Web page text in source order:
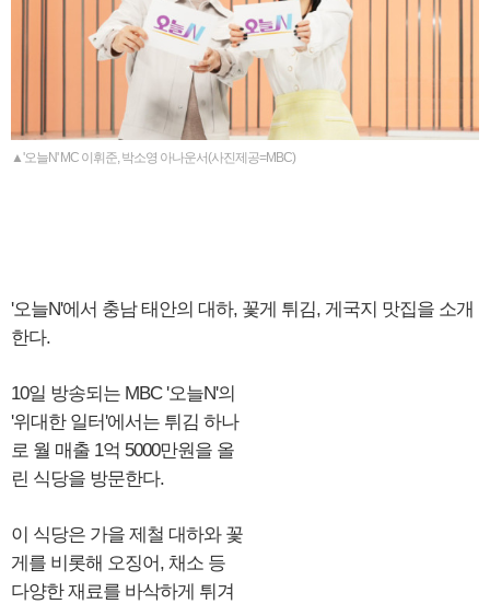
▲'오늘N' MC 이휘준, 박소영 아나운서(사진제공=MBC)
'오늘N'에서 충남 태안의 대하, 꽃게 튀김, 게국지 맛집을 소개
한다.
10일 방송되는 MBC '오늘N'의
'위대한 일터'에서는 튀김 하나
로 월 매출 1억 5000만원을 올
린 식당을 방문한다.
이 식당은 가을 제철 대하와 꽃
게를 비롯해 오징어, 채소 등
다양한 재료를 바삭하게 튀겨